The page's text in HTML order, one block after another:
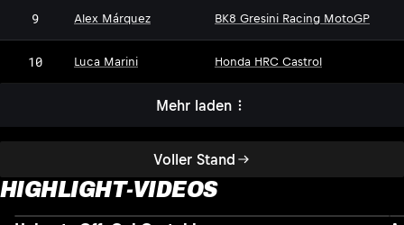
Voller Stand
9 Alex Márquez BK8 Gresini Racing MotoGP
10 Luca Marini Honda HRC Castrol
Mehr laden
HIGHLIGHT-VIDEOS